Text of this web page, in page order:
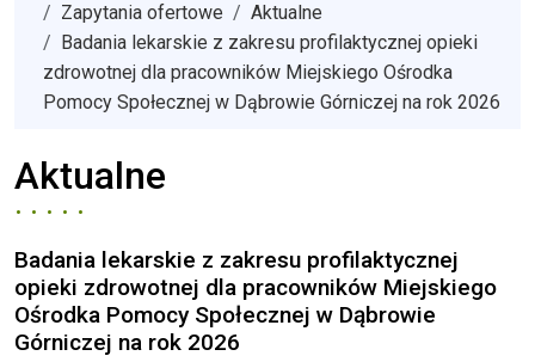
Zapytania ofertowe
Aktualne
Badania lekarskie z zakresu profilaktycznej opieki
zdrowotnej dla pracowników Miejskiego Ośrodka
Pomocy Społecznej w Dąbrowie Górniczej na rok 2026
Aktualne
Badania lekarskie z zakresu profilaktycznej
opieki zdrowotnej dla pracowników Miejskiego
Ośrodka Pomocy Społecznej w Dąbrowie
Górniczej na rok 2026